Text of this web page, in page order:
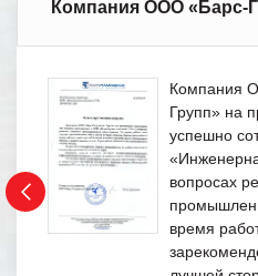
Компания ООО «Барс-
Компания
Групп» на
успешно
вопросах
время